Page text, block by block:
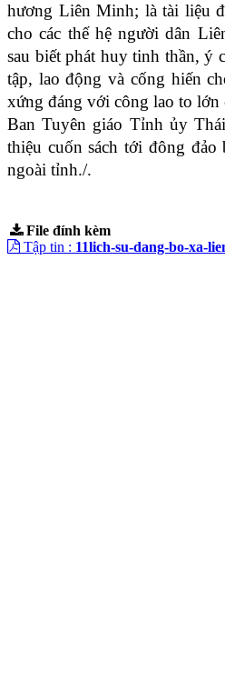
hương Liên Minh; là tài liệu
cho các thế hệ người dân
sau biết phát huy tinh thần, ý
tập, lao động và cống hiến
xứng đáng với công lao to lớn
Ban Tuyên giáo Tỉnh ủy
thiệu cuốn sách tới đông
ngoài tỉnh./.
File đính kèm
Tập tin : 11lich-su-dang-bo-xa-